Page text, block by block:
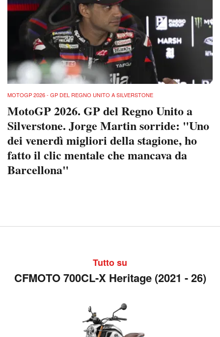
MOTOGP 2026 - GP DEL REGNO UNITO A SILVERSTONE
MotoGP 2026. GP del Regno Unito a
Silverstone. Jorge Martin sorride: "Uno
dei venerdì migliori della stagione, ho
fatto il clic mentale che mancava da
Barcellona"
Tutto su
CFMOTO 700CL-X Heritage (2021 - 26)